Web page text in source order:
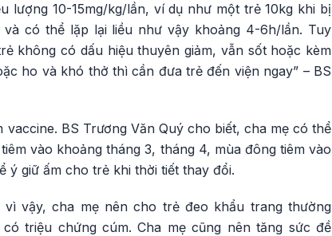
lượng 10-15mg/kg/lần, ví dụ như một trẻ 10kg khi bị
và có thể lặp lại liều như vậy khoảng 4-6h/lần. Tuy
không có dấu hiệu thuyên giảm, vẫn sốt hoặc kèm
ho và khó thở thì cần đưa trẻ đến viện ngay” – BS
BS Trương Văn Quý cho biết, cha mẹ có thể
vào khoảng tháng 3, tháng 4, mùa đông tiêm vào
ý giữ ấm cho trẻ khi thời tiết thay đổi.
vậy, cha mẹ nên cho trẻ đeo khẩu trang thường
triệu chứng cúm. Cha mẹ cũng nên tăng sức đề